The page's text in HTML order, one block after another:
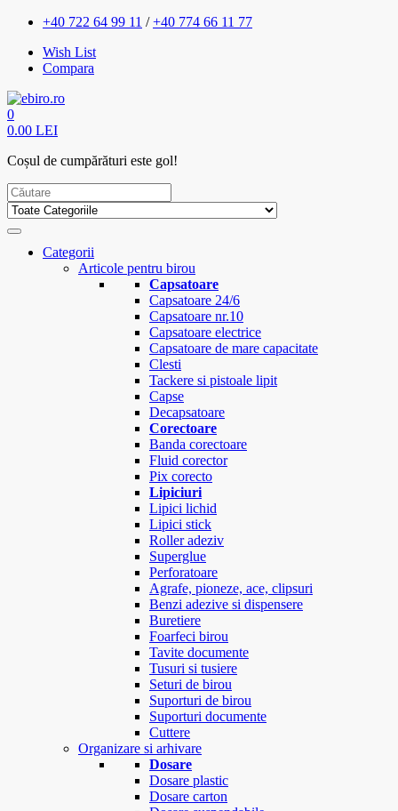
+40 722 64 99 11 /+40 774 66 11 77
Wish List
Compara
0
0.00 LEI
Coșul de cumpărături este gol!
Categorii
Articole pentru birou
Capsatoare
Capsatoare 24/6
Capsatoare nr.10
Capsatoare electrice
Capsatoare de mare capacitate
Clesti
Tackere si pistoale lipit
Capse
Decapsatoare
Corectoare
Banda corectoare
Fluid corector
Pix corecto
Lipiciuri
Lipici lichid
Lipici stick
Roller adeziv
Superglue
Perforatoare
Agrafe, pioneze, ace, clipsuri
Benzi adezive si dispensere
Buretiere
Foarfeci birou
Tavite documente
Tusuri si tusiere
Seturi de birou
Suporturi de birou
Suporturi documente
Cuttere
Organizare si arhivare
Dosare
Dosare plastic
Dosare carton